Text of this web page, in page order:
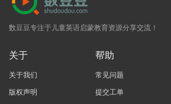
数豆豆专注于儿童英语启蒙教育资源分享交流！
关于
关于我们
版权声明
帮助
常见问题
提交工单